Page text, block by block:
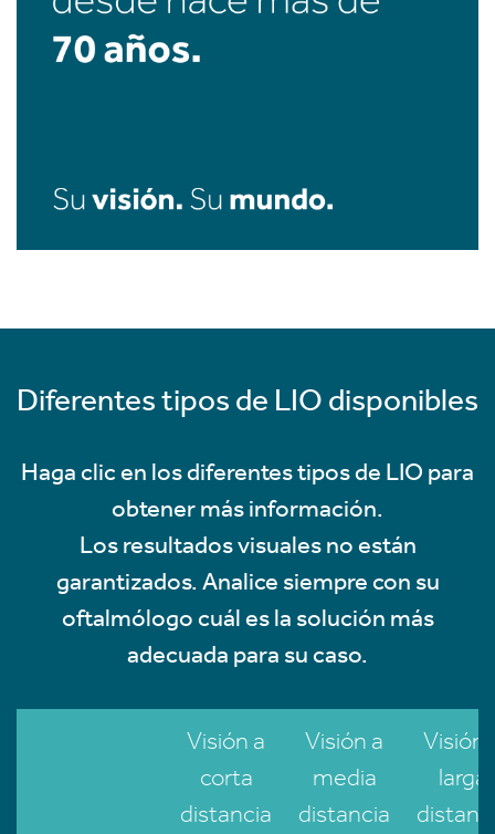
Diferentes tipos de LIO disponibles
Haga clic en los diferentes tipos de LIO para
obtener más información.
Los resultados visuales no están
garantizados. Analice siempre con su
oftalmólogo cuál es la solución más
adecuada para su caso.
Visión a
corta
distancia
Visión a
media
distancia
Visión
larga